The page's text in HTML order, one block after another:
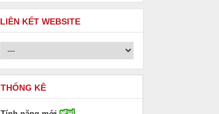
LIÊN KẾT WEBSITE
THỐNG KÊ